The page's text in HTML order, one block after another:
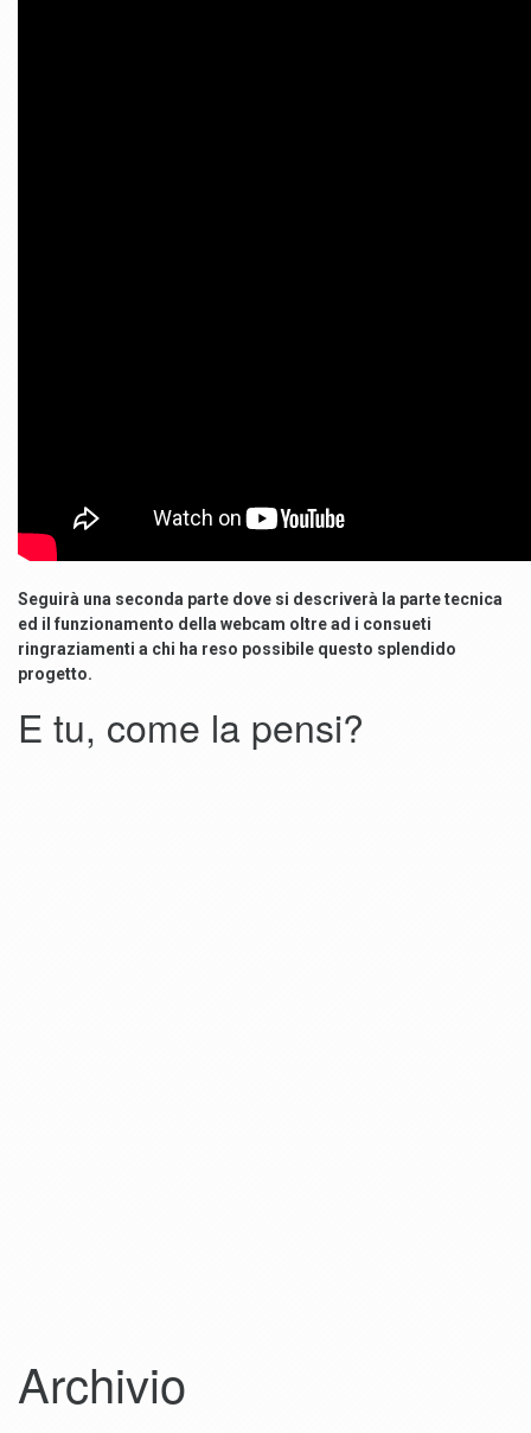
Seguirà una seconda parte dove si descriverà la parte tecnica
ed il funzionamento della webcam oltre ad i consueti
ringraziamenti a chi ha reso possibile questo splendido
progetto.
E tu, come la pensi?
Archivio